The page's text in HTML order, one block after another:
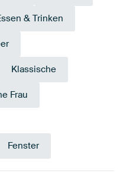
& Trinken
Klassische
Frau
Fenster